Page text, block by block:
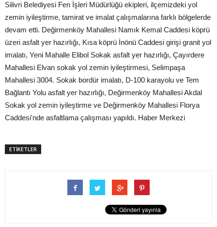
Silivri Belediyesi Fen İşleri Müdürlüğü ekipleri, ilçemizdeki yol
zemin iyileştirme, tamirat ve imalat çalışmalarına farklı bölgelerde
devam etti. Değirmenköy Mahallesi Namık Kemal Caddesi köprü
üzeri asfalt yer hazırlığı, Kısa köprü İnönü Caddesi girişi granit yol
imalatı, Yeni Mahalle Elibol Sokak asfalt yer hazırlığı, Çayırdere
Mahallesi Elvan sokak yol zemin iyileştirmesi, Selimpaşa
Mahallesi 3004. Sokak bordür imalatı, D-100 karayolu ve Tem
Bağlantı Yolu asfalt yer hazırlığı, Değirmenköy Mahallesi Akdal
Sokak yol zemin iyileştirme ve Değirmenköy Mahallesi Florya
Caddesi'nde asfaltlama çalışması yapıldı. Haber Merkezi
ETİKETLER